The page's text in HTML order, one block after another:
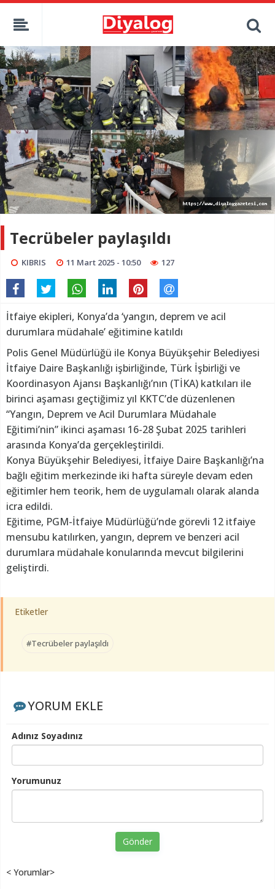
Tecrübeler paylaşıldı
KIBRIS 11 Mart 2025 - 10:50 127
İtfaiye ekipleri, Konya’da ‘yangın, deprem ve acil
durumlara müdahale’ eğitimine katıldı
Polis Genel Müdürlüğü ile Konya Büyükşehir Belediyesi
İtfaiye Daire Başkanlığı işbirliğinde, Türk İşbirliği ve
Koordinasyon Ajansı Başkanlığı’nın (TİKA) katkıları ile
birinci aşaması geçtiğimiz yıl KKTC’de düzenlenen
“Yangın, Deprem ve Acil Durumlara Müdahale
Eğitimi’nin” ikinci aşaması 16-28 Şubat 2025 tarihleri
arasında Konya’da gerçekleştirildi.
Konya Büyükşehir Belediyesi, İtfaiye Daire Başkanlığı’na
bağlı eğitim merkezinde iki hafta süreyle devam eden
eğitimler hem teorik, hem de uygulamalı olarak alanda
icra edildi.
Eğitime, PGM-İtfaiye Müdürlüğü’nde görevli 12 itfaiye
mensubu katılırken, yangın, deprem ve benzeri acil
durumlara müdahale konularında mevcut bilgilerini
geliştirdi.
Etiketler
#Tecrübeler paylaşıldı
YORUM EKLE
Adınız Soyadınız
Yorumunuz
Gönder
< Yorumlar>